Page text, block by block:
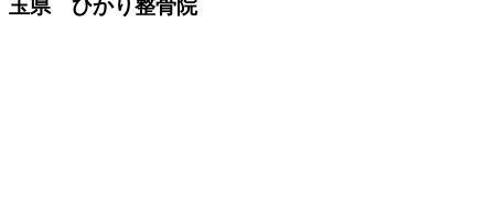
玉県 ひかり整骨院